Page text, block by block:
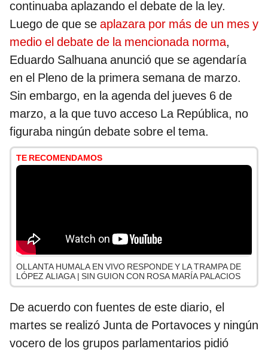
continuaba aplazando el debate de la ley.
Luego de que se aplazara por más de un mes y
medio el debate de la mencionada norma,
Eduardo Salhuana anunció que se agendaría
en el Pleno de la primera semana de marzo.
Sin embargo, en la agenda del jueves 6 de
marzo, a la que tuvo acceso La República, no
figuraba ningún debate sobre el tema.
TE RECOMENDAMOS
OLLANTA HUMALA EN VIVO RESPONDE Y LA TRAMPA DE
LÓPEZ ALIAGA | SIN GUION CON ROSA MARÍA PALACIOS
De acuerdo con fuentes de este diario, el
martes se realizó Junta de Portavoces y ningún
vocero de los grupos parlamentarios pidió